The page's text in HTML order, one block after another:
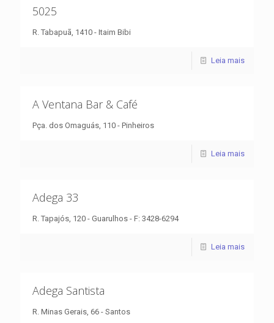
5025
R. Tabapuã, 1410 - Itaim Bibi
Leia mais
A Ventana Bar & Café
Pça. dos Omaguás, 110 - Pinheiros
Leia mais
Adega 33
R. Tapajós, 120 - Guarulhos - F: 3428-6294
Leia mais
Adega Santista
R. Minas Gerais, 66 - Santos